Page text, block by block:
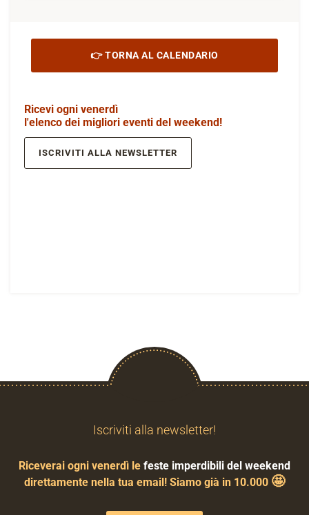
👉 TORNA AL CALENDARIO
Ricevi ogni venerdì
l'elenco dei migliori eventi del weekend!
ISCRIVITI ALLA NEWSLETTER
Iscriviti alla newsletter!
Riceverai ogni venerdì le feste imperdibili del weekend
direttamente nella tua email! Siamo già in 10.000 🤩